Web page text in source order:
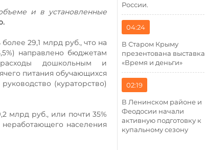
и в установленные
29,1 млрд руб., что на
направлено бюджетам
дошкольным и
питания обучающихся
(кураторство)
млрд руб., или почти 35%
неработающего населения
России.
04:24
В Старом Крыму
презентована выставка
«Время и деньги»
02:19
В Ленинском районе и
Феодосии начали
активную подготовку к
купальному сезону